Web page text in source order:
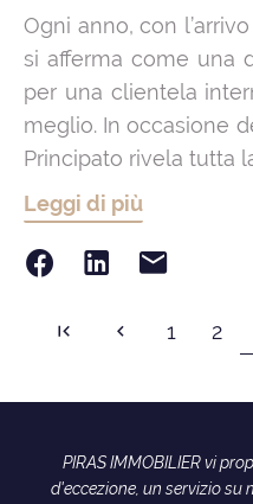
Ogni anno, con
si afferma come una
per una clientela
meglio. In occasione
Principato rivela tutta
Leggi di più
1 2
PIRAS IMMOBILIER vi
d'eccezione, un servizio su